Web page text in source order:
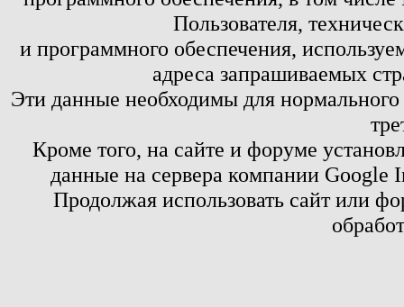
Пользователя,
и программного обеспечения,
адреса запрашиваемых
Эти данные необходимы для
Кроме того, на сайте и форуме
данные на сервера компании
Продолжая использовать сайт или